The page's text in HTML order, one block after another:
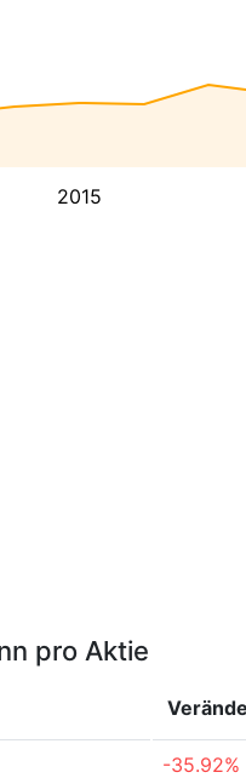
2015
pro Aktie
-35.92%